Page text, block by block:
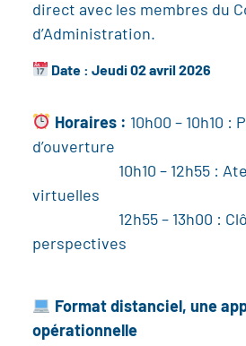
direct avec les membres du
d’Administration.
Date : Jeudi 02 avril 2026
Horaires : 10h00 – 10h10 :
d’ouverture
10h10 – 12h55 :
virtuelles
12h55 – 13h00 :
perspectives
Format distanciel, une
opérationnelle